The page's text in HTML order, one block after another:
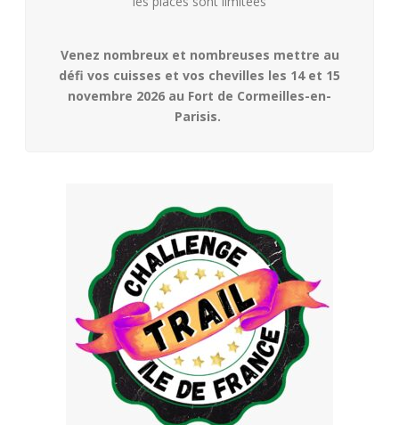
Venez nombreux et nombreuses mettre au
défi vos cuisses et vos chevilles les 14 et 15
novembre 2026 au Fort de Cormeilles-en-
Parisis.